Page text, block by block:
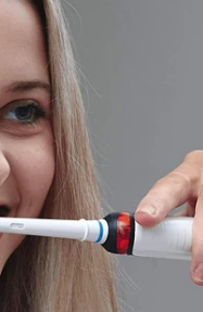
от Oral-B
результатов.
би.